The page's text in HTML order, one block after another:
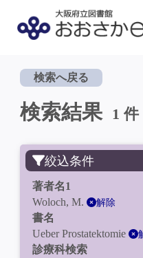
検索へ戻る
検索結果 1 件
絞込条件
著者名1
Woloch, M.
解除
書名
Ueber Prostatektomie
診療科検索